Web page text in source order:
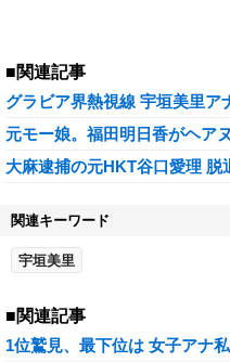
■関連記事
グラビア界熱視線 宇垣美里
元モー娘。福田明日香がヘア
大麻逮捕の元HKT谷口愛理
関連キーワード
宇垣美里
■関連記事
1位鷲見、最下位は 女子アナ